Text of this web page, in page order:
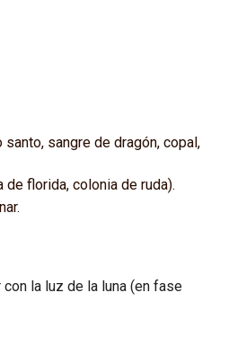
sangre de dragón, copal,
florida, colonia de ruda).
la luz de la luna (en fase